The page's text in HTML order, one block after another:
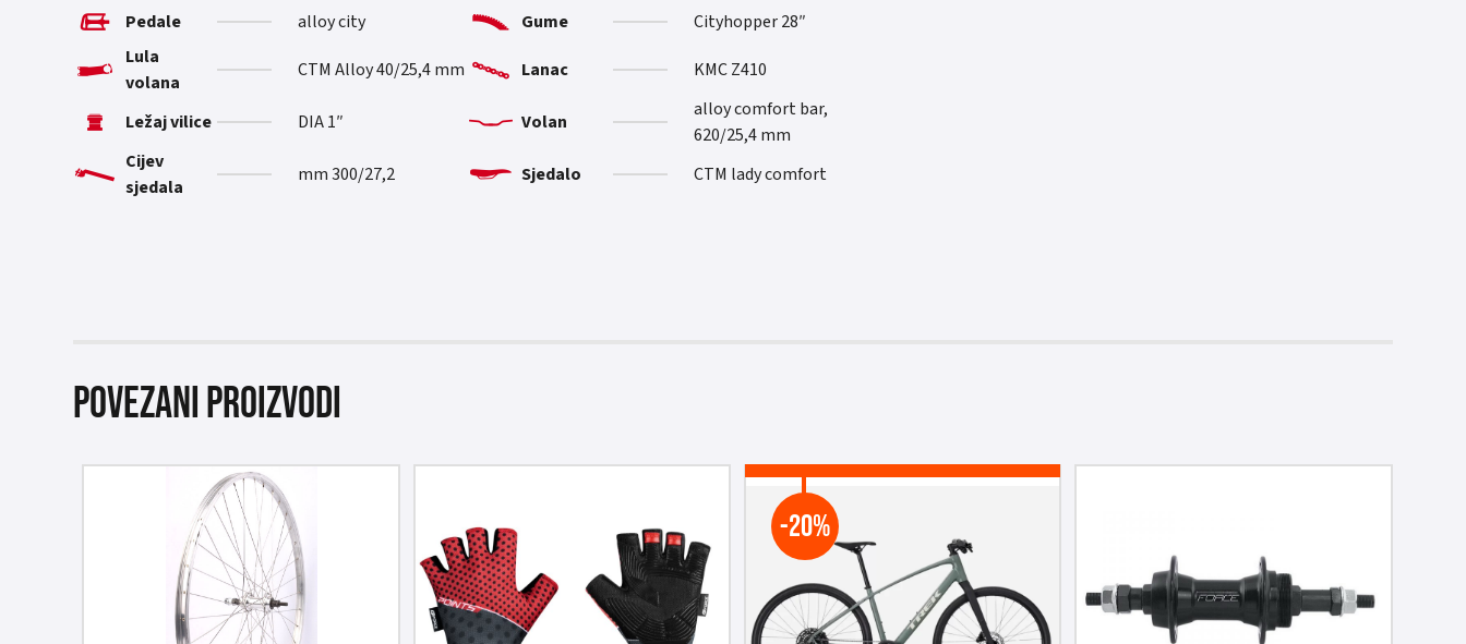
Gume
Cityhopper 28″
Pedale
alloy city
Lanac
KMC Z410
Lula
volana
CTM Alloy 40/25,4 mm
Volan
alloy comfort bar,
620/25,4 mm
Ležaj vilice 1″ DIA
Sjedalo CTM lady comfort
Cijev
sjedala
300/27,2 mm
Povezani proizvodi
-20%